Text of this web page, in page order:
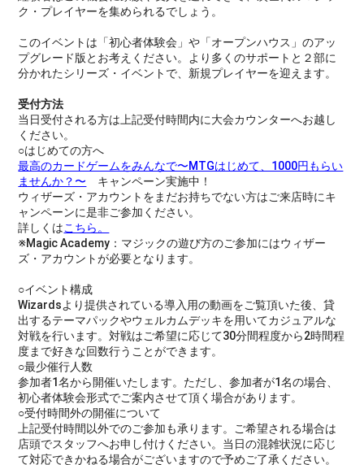
ク・プレイヤーを集められるでしょう。
このイベントは「初心者体験会」や「オープンハウス」のアッ
プグレード版とお考えください。より多くのサポートと２部に
分かれたシリーズ・イベントで、新規プレイヤーを迎えます。
受付方法
当日受付される方は上記受付時間内に大会カウンターへお越し
ください。
○はじめての方へ
最高のカードゲームをみんなで〜MTGはじめて、1000円もらい
ませんか？〜 キャンペーン実施中！
ウィザーズ・アカウントをまだお持ちでない方はご来店時にキ
ャンペーンに是非ご参加ください。
詳しくはこちら。
※Magic Academy：マジックの遊び方のご参加にはウィザー
ズ・アカウントが必要となります。
○イベント構成
Wizardsより提供されている導入用の動画をご覧頂いた後、貸
出するテーマパックやウェルカムデッキを用いてカジュアルな
対戦を行います。対戦はご希望に応じて30分間程度から2時間程
度まで好きな回数行うことができます。
○最少催行人数
参加者1名から開催いたします。ただし、参加者が1名の場合、
初心者体験会形式でご案内させて頂く場合があります。
○受付時間外の開催について
上記受付時間以外でのご参加も承ります。ご希望される場合は
店頭でスタッフへお申し付けください。当日の混雑状況に応じ
て対応できかねる場合がございますので予めご了承ください。